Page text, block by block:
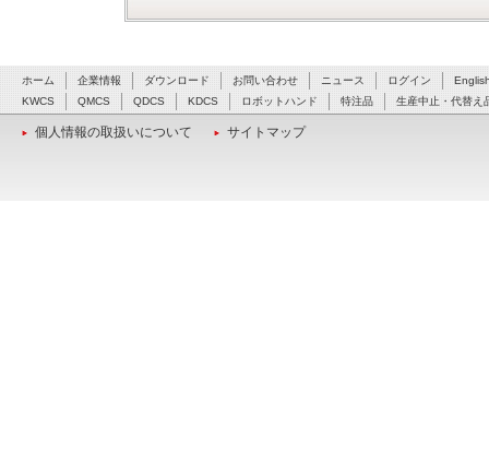
ホーム 企業情報 ダウンロード お問い合わせ ニュース ログイン
KWCS
QMCS QDCS KDCS ロボットハンド 特注品 生産中止・代替え
個人情報の取扱いについて サイトマップ